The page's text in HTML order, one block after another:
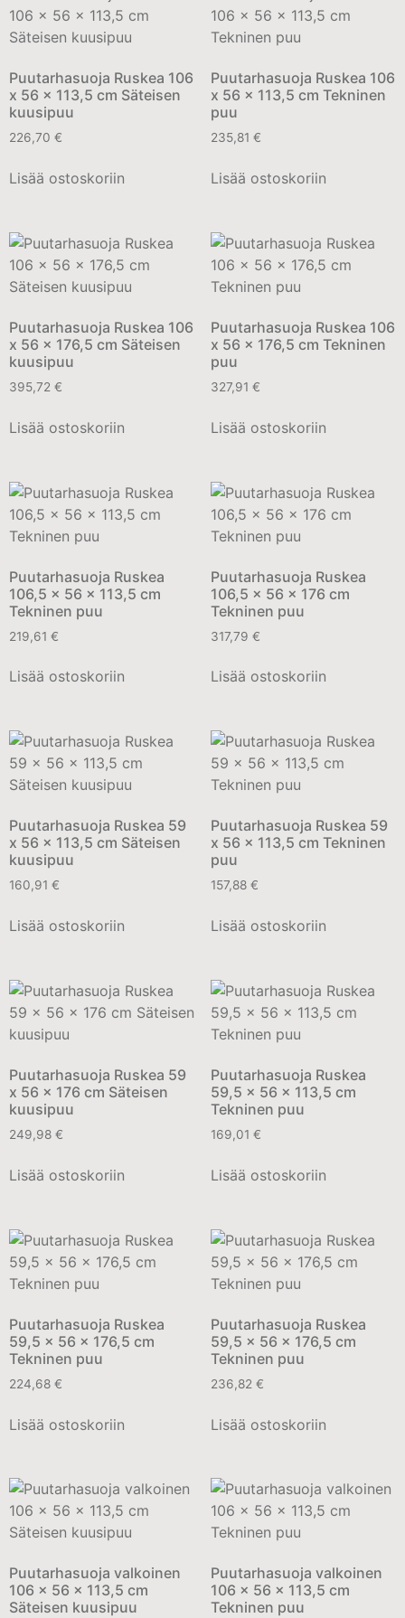
Puutarhasuoja Ruskea 106
x 56 x 113,5 cm Säteisen
kuusipuu
226,70 €
Lisää ostoskoriin
Puutarhasuoja Ruskea 106
x 56 x 113,5 cm Tekninen
puu
235,81 €
Lisää ostoskoriin
Puutarhasuoja Ruskea 106
x 56 x 176,5 cm Säteisen
kuusipuu
395,72 €
Lisää ostoskoriin
Puutarhasuoja Ruskea 106
x 56 x 176,5 cm Tekninen
puu
327,91 €
Lisää ostoskoriin
Puutarhasuoja Ruskea
106,5 x 56 x 113,5 cm
Tekninen puu
219,61 €
Lisää ostoskoriin
Puutarhasuoja Ruskea
106,5 x 56 x 176 cm
Tekninen puu
317,79 €
Lisää ostoskoriin
Puutarhasuoja Ruskea 59
x 56 x 113,5 cm Säteisen
kuusipuu
160,91 €
Lisää ostoskoriin
Puutarhasuoja Ruskea 59
x 56 x 113,5 cm Tekninen
puu
157,88 €
Lisää ostoskoriin
Puutarhasuoja Ruskea 59
x 56 x 176 cm Säteisen
kuusipuu
249,98 €
Lisää ostoskoriin
Puutarhasuoja Ruskea
59,5 x 56 x 113,5 cm
Tekninen puu
169,01 €
Lisää ostoskoriin
Puutarhasuoja Ruskea
59,5 x 56 x 176,5 cm
Tekninen puu
224,68 €
Lisää ostoskoriin
Puutarhasuoja Ruskea
59,5 x 56 x 176,5 cm
Tekninen puu
236,82 €
Lisää ostoskoriin
Puutarhasuoja valkoinen
106 x 56 x 113,5 cm
Säteisen kuusipuu
Puutarhasuoja valkoinen
106 x 56 x 113,5 cm
Tekninen puu